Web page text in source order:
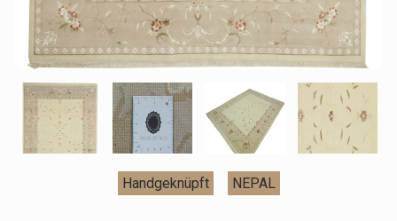
Handgeknüpft NEPAL